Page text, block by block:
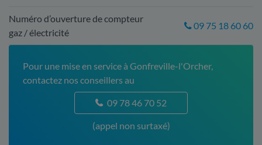
Numéro d’ouverture de compteur
gaz / électricité
09 75 18 60 60
Pour une mise en service à Gonfreville-l'Orcher,
contactez nos conseillers au
09 78 46 70 52
(appel non surtaxé)